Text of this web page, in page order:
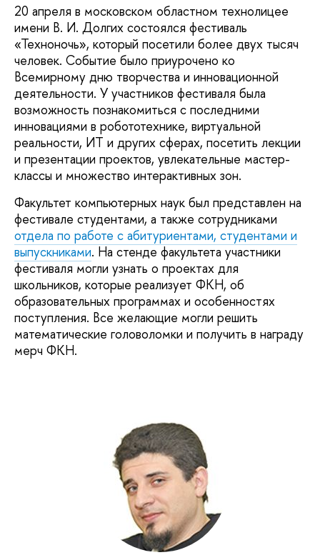
20 апреля в московском областном технолицее
имени В. И. Долгих состоялся фестиваль
«Техноночь», который посетили более двух тысяч
человек. Событие было приурочено ко
Всемирному дню творчества и инновационной
деятельности. У участников фестиваля была
возможность познакомиться с последними
инновациями в робототехнике, виртуальной
реальности, ИТ и других сферах, посетить лекции
и презентации проектов, увлекательные мастер-
классы и множество интерактивных зон.
Факультет компьютерных наук был представлен на
фестивале студентами, а также сотрудниками
отдела по работе с абитуриентами, студентами и
выпускниками. На стенде факультета участники
фестиваля могли узнать о проектах для
школьников, которые реализует ФКН, об
образовательных программах и особенностях
поступления. Все желающие могли решить
математические головоломки и получить в награду
мерч ФКН.